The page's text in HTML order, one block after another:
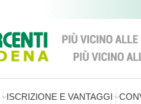
ISCRIZIONE E VANTAGGI